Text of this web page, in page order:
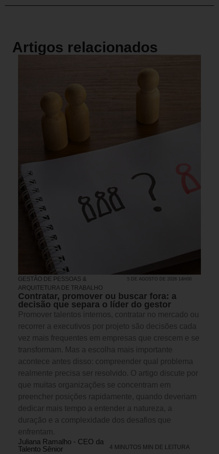
Artigos relacionados
GESTÃO DE PESSOAS &
ARQUITETURA DE TRABALHO
5 DE AGOSTO DE 2026 14H00
Contratar, promover ou buscar fora: a
decisão que separa o líder do gestor
Promover talentos internos, contratar no mercado ou
recorrer a executivos por projeto são decisões cada
vez mais frequentes em empresas que crescem e se
transformam. Mas a escolha mais importante
acontece antes disso: compreender qual problema
realmente precisa ser resolvido. O artigo discute por
que muitas organizações se concentram em
preencher posições rapidamente, quando deveriam
dedicar mais tempo a entender a natureza, a
duração e a complexidade dos desafios que
enfrentam.
Juliana Ramalho - CEO da
Talento Sênior
4 MINUTOS MIN DE LEITURA